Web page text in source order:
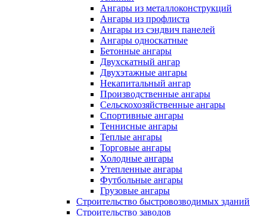
Ангары из металлоконструкций
Ангары из профлиста
Ангары из сэндвич панелей
Ангары односкатные
Бетонные ангары
Двухскатный ангар
Двухэтажные ангары
Некапитальный ангар
Производственные ангары
Сельскохозяйственные ангары
Спортивные ангары
Теннисные ангары
Теплые ангары
Торговые ангары
Холодные ангары
Утепленные ангары
Футбольные ангары
Грузовые ангары
Строительство быстровозводимых зданий
Строительство заводов